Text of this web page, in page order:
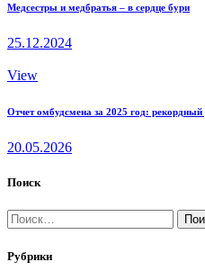
Медсестры и медбратья – в сердце бури
25.12.2024
View
Отчет омбудсмена за 2025 год:
20.05.2026
Поиск
Найти:
Рубрики